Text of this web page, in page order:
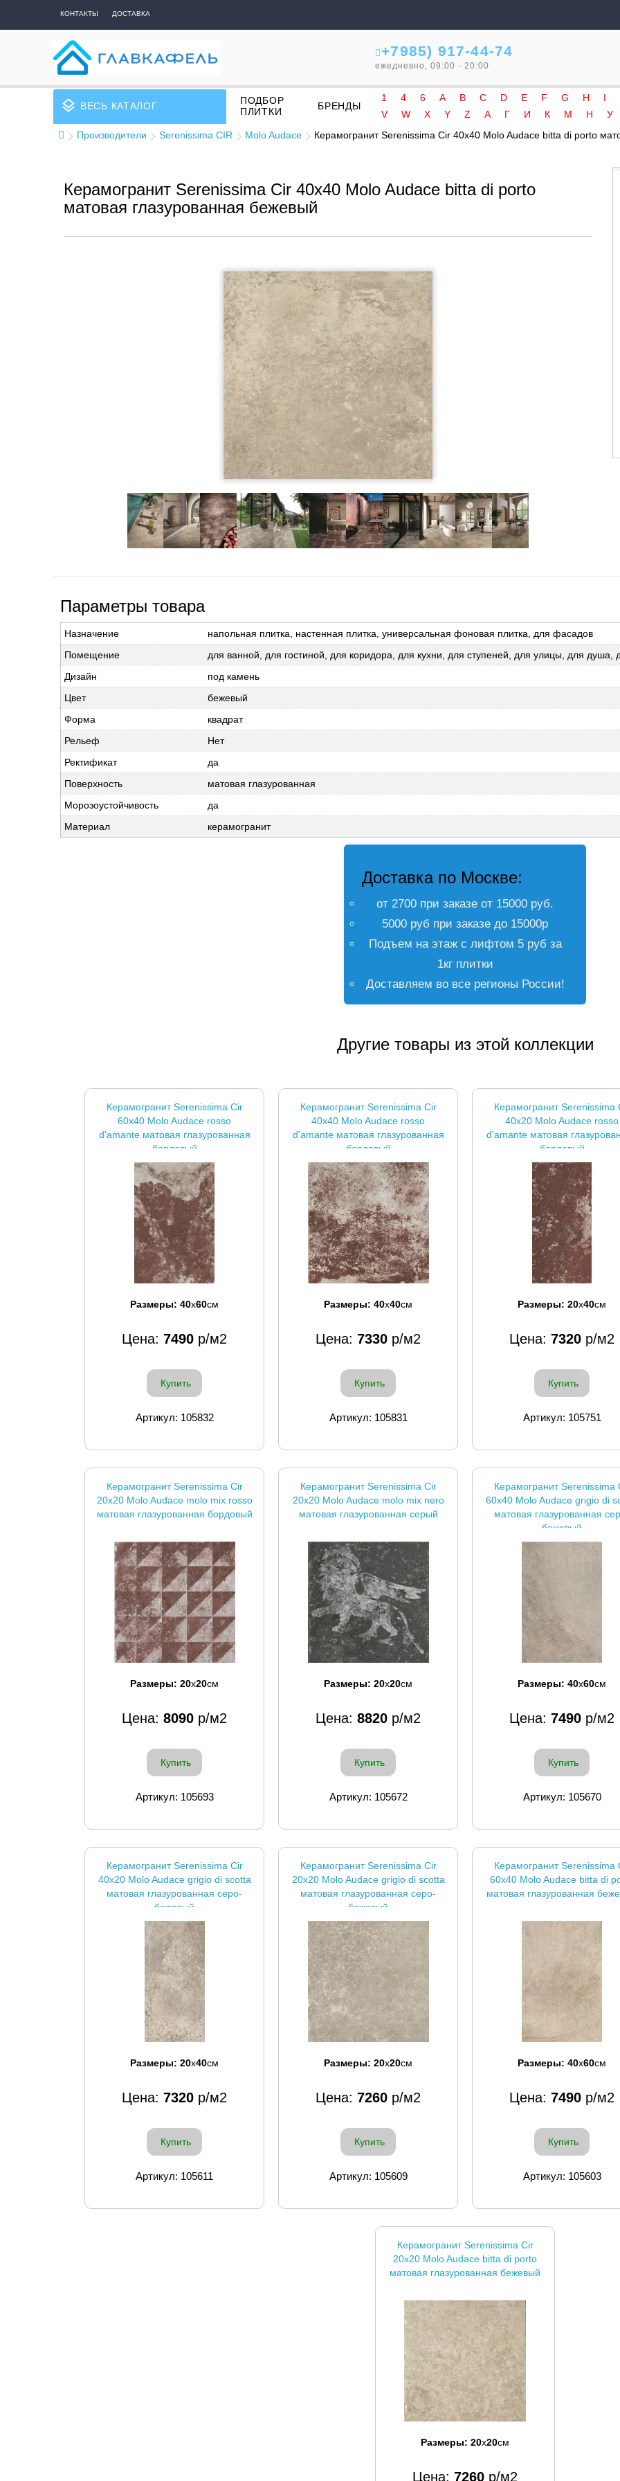
КОНТАКТЫ ДОСТАВКА
+7985) 917-44-74
ежедневно, 09:00 - 20:00
layers ВЕСЬ КАТАЛОГ
ПОДБОР
ПЛИТКИ
БРЕНДЫ
1 4 6 A B C D E F G H I
V
W X Y Z А Г И К М Н У
Производители
Serenissima CIR Molo Audace Керамогранит Serenissima Cir 40x40 Molo Audace bitta di porto
Керамогранит Serenissima Cir 40x40 Molo Audace bitta di porto
матовая глазурованная бежевый
Параметры товара
Назначение
напольная плитка, настенная плитка, универсальная фоновая плитка, для фасадов
Помещение
для ванной, для гостиной, для коридора, для кухни, для ступеней, для улицы, для душа,
Дизайн
под камень
Цвет
бежевый
Форма
квадрат
Рельеф
Нет
Ректификат
да
Поверхность
матовая глазурованная
Морозоустойчивость
да
Материал
керамогранит
Доставка по Москве:
от 2700 при заказе от 15000 руб.
5000 руб при заказе до 15000р
Подъем на этаж с лифтом 5 руб за
1кг плитки
Доставляем во все регионы России!
Другие товары из этой коллекции
Керамогранит Serenissima Cir
60x40 Molo Audace rosso
d'amante матовая глазурованная
бордовый
Размеры: 40x60см
Цена: 7490 р/м2
Купить
Артикул: 105832
Керамогранит Serenissima Cir
40x40 Molo Audace rosso
d'amante матовая глазурованная
бордовый
Размеры: 40x40см
Цена: 7330 р/м2
Купить
Артикул: 105831
Керамогранит Serenissima
40x20 Molo Audace rosso
d'amante матовая
бордовый
Размеры: 20x40см
Цена: 7320 р/м2
Купить
Артикул: 105751
Керамогранит Serenissima Cir
20x20 Molo Audace molo mix rosso
матовая глазурованная бордовый
Размеры: 20x20см
Цена: 8090 р/м2
Купить
Артикул: 105693
Керамогранит Serenissima Cir
20x20 Molo Audace molo mix nero
матовая глазурованная серый
Размеры: 20x20см
Цена: 8820 р/м2
Купить
Артикул: 105672
Керамогранит Serenissima
60x40 Molo Audace grigio di
матовая глазурованная
бежевый
Размеры: 40x60см
Цена: 7490 р/м2
Купить
Артикул: 105670
Керамогранит Serenissima Cir
40x20 Molo Audace grigio di scotta
матовая глазурованная серо-
бежевый
Размеры: 20x40см
Цена: 7320 р/м2
Купить
Артикул: 105611
Керамогранит Serenissima Cir
20x20 Molo Audace grigio di scotta
матовая глазурованная серо-
бежевый
Размеры: 20x20см
Цена: 7260 р/м2
Купить
Артикул: 105609
Керамогранит Serenissima
60x40 Molo Audace bitta di
матовая глазурованная
Размеры: 40x60см
Цена: 7490 р/м2
Купить
Артикул: 105603
Керамогранит Serenissima Cir
20x20 Molo Audace bitta di porto
матовая глазурованная бежевый
Размеры: 20x20см
Цена: 7260 р/м2